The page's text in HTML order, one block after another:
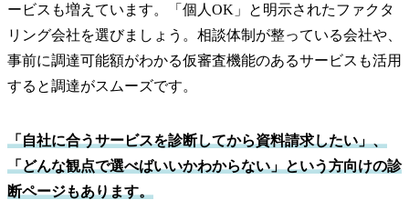
ービスも増えています。「個人OK」と明示されたファクタ
リング会社を選びましょう。相談体制が整っている会社や、
事前に調達可能額がわかる仮審査機能のあるサービスも活用
すると調達がスムーズです。
「自社に合うサービスを診断してから資料請求したい」、
「どんな観点で選べばいいかわからない」という方向けの診
断ページもあります。